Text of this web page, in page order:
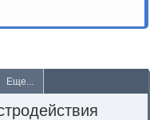
Еще...